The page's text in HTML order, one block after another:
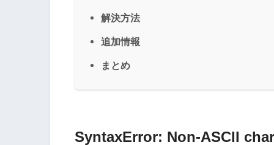
解決方法
追加情報
まとめ
SyntaxError: Non-ASCII